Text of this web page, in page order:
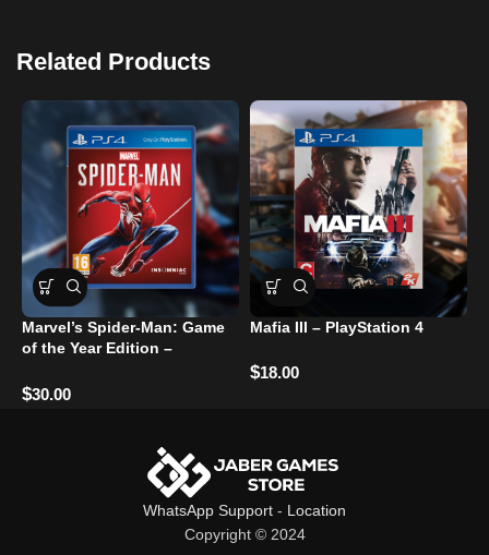
Related Products
Marvel’s Spider-Man: Game
of the Year Edition –
$30.00
Mafia III – PlayStation 4
$18.00
WhatsApp Support - Location
Copyright © 2024